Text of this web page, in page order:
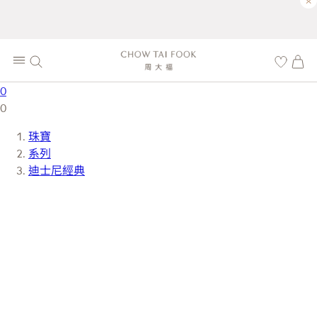
0
0
珠寶
系列
迪士尼經典